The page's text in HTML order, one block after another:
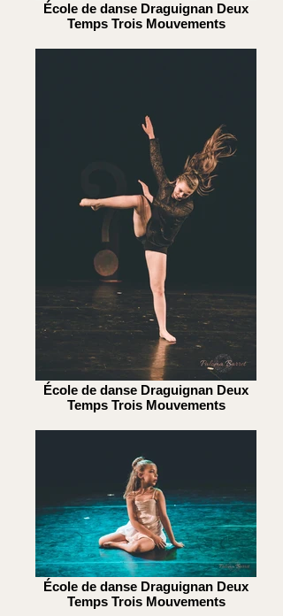
École de danse Draguignan Deux
Temps Trois Mouvements
École de danse Draguignan Deux
Temps Trois Mouvements
École de danse Draguignan Deux
Temps Trois Mouvements